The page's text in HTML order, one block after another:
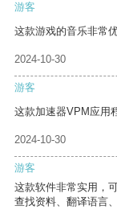
游客
这款游戏的音乐非常
2024-10-30
游客
这款加速器VPM应用
2024-10-30
游客
这款软件非常实用，
查找资料、翻译语言